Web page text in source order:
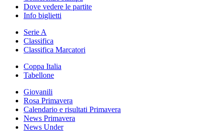
Dove vedere le partite
Info biglietti
Serie A
Classifica
Classifica Marcatori
Coppa Italia
Tabellone
Giovanili
Rosa Primavera
Calendario e risultati Primavera
News Primavera
News Under